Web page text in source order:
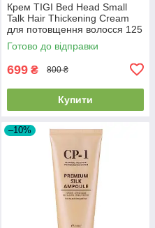
Крем TIGI Bed Head Small
Talk Hair Thickening Cream
для потовщення волосся 125
мл
Готово до відправки
699 ₴ 800 ₴
Купити
–10%